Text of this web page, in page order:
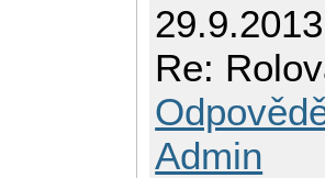
Re:
Admin